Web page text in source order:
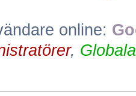
online:
,